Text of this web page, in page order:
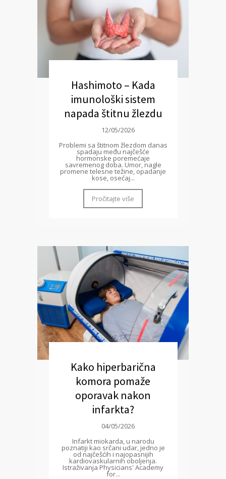
Hashimoto – Kada
imunološki sistem
napada štitnu žlezdu
12/05/2026
Problemi sa štitnom žlezdom danas
spadaju među najčešće
hormonske poremećaje
savremenog doba. Umor, nagle
promene telesne težine, opadanje
kose, osećaj...
Pročitajte više
Kako hiperbarična
komora pomaže
oporavak nakon
infarkta?
04/05/2026
Infarkt miokarda, u narodu
poznatiji kao srčani udar, jedno je
od najčešćih i najopasnijih
kardiovaskularnih oboljenja.
Istraživanja Physicians' Academy
for...